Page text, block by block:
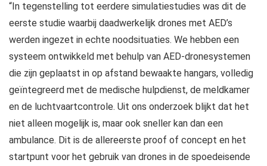
“In tegenstelling tot eerdere simulatiestudies was dit de
eerste studie waarbij daadwerkelijk drones met AED’s
werden ingezet in echte noodsituaties. We hebben een
systeem ontwikkeld met behulp van AED-dronesystemen
die zijn geplaatst in op afstand bewaakte hangars, volledig
geïntegreerd met de medische hulpdienst, de meldkamer
en de luchtvaartcontrole. Uit ons onderzoek blijkt dat het
niet alleen mogelijk is, maar ook sneller kan dan een
ambulance. Dit is de allereerste proof of concept en het
startpunt voor het gebruik van drones in de spoedeisende